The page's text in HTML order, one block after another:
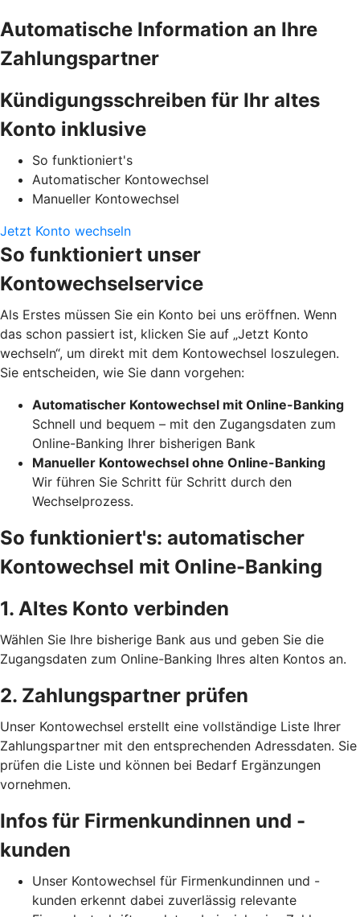
Automatische Information an Ihre
Zahlungspartner
Kündigungsschreiben für Ihr altes
Konto inklusive
So funktioniert's
Automatischer Kontowechsel
Manueller Kontowechsel
Jetzt Konto wechseln
So funktioniert unser
Kontowechselservice
Als Erstes müssen Sie ein Konto bei uns eröffnen. Wenn
das schon passiert ist, klicken Sie auf „Jetzt Konto
wechseln“, um direkt mit dem Kontowechsel loszulegen.
Sie entscheiden, wie Sie dann vorgehen:
Automatischer Kontowechsel mit Online-Banking
Schnell und bequem – mit den Zugangsdaten zum
Online-Banking Ihrer bisherigen Bank
Manueller Kontowechsel ohne Online-Banking
Wir führen Sie Schritt für Schritt durch den
Wechselprozess.
So funktioniert's: automatischer
Kontowechsel mit Online-Banking
1. Altes Konto verbinden
Wählen Sie Ihre bisherige Bank aus und geben Sie die
Zugangsdaten zum Online-Banking Ihres alten Kontos an.
2. Zahlungspartner prüfen
Unser Kontowechsel erstellt eine vollständige Liste Ihrer
Zahlungspartner mit den entsprechenden Adressdaten. Sie
prüfen die Liste und können bei Bedarf Ergänzungen
vornehmen.
Infos für Firmenkundinnen und -
kunden
Unser Kontowechsel für Firmenkundinnen und -
kunden erkennt dabei zuverlässig relevante